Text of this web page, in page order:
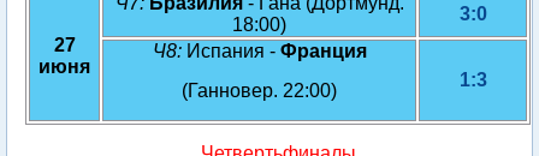
27
июня
18:00)
3:0
Ч8: Испания - Франция
(Ганновер. 22:00)
1:3